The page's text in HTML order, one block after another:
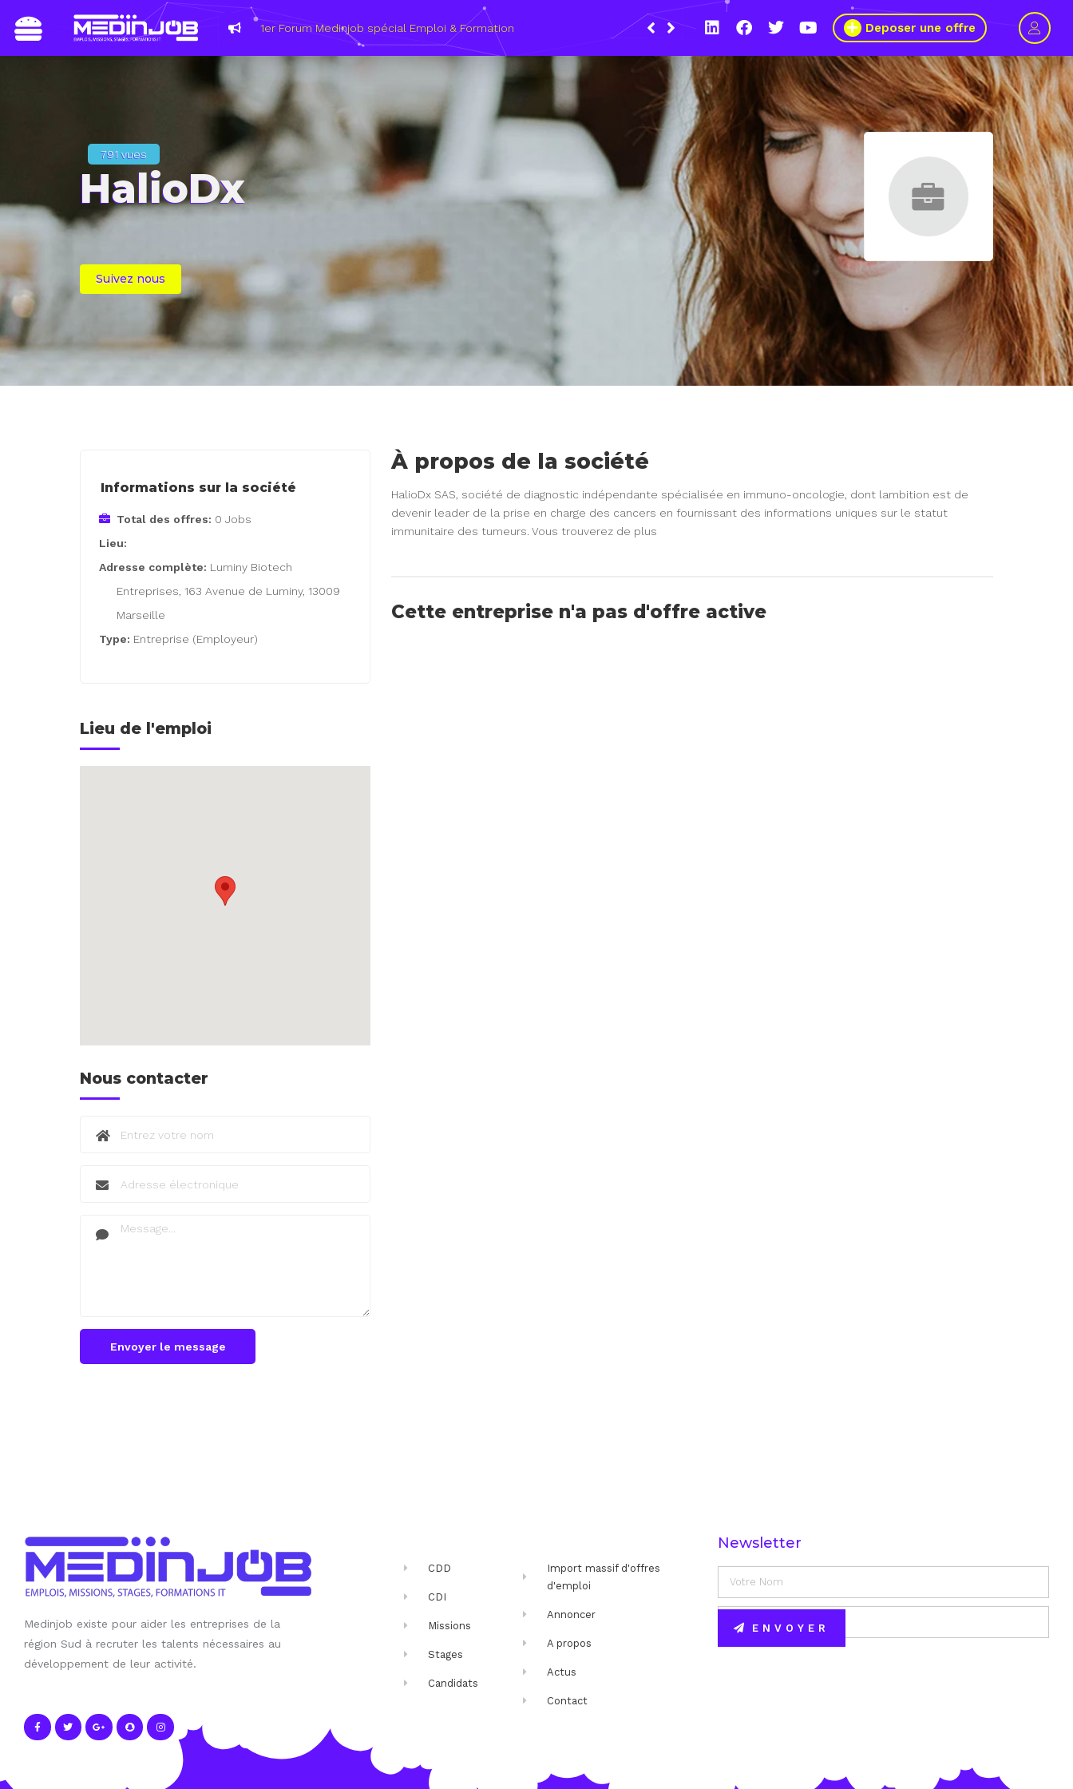
Du 8 au 11 mars 2021, le Wagon Marseille s’engage pour plus de mixité
Deposer une offre
791 vues
HalioDx
Suivez nous
À propos de la société
HalioDx SAS, société de diagnostic indépendante spécialisée en immuno-oncologie, dont lambition est de
devenir leader de la prise en charge des cancers en fournissant des informations uniques sur le statut
immunitaire des tumeurs. Vous trouverez de plus
Cette entreprise n'a pas d'offre active
Informations sur la société
Total des offres: 0 Jobs
Lieu:
Adresse complète: Luminy Biotech
Entreprises, 163 Avenue de Luminy, 13009
Marseille
Type: Entreprise (Employeur)
Lieu de l'emploi
Nous contacter
Envoyer le message
Medinjob existe pour aider les entreprises de la
région Sud à recruter les talents nécessaires au
développement de leur activité.
CDD
CDI
Missions
Stages
Candidats
Import massif d'offres
d'emploi
Annoncer
A propos
Actus
Contact
Newsletter
ENVOYER